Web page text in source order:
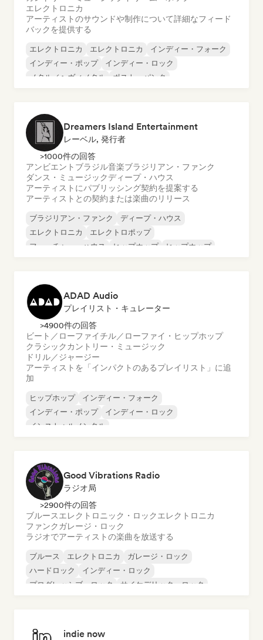
エレクトロニカ
アーティストのサウンドや制作について詳細なフィード
バックを提供する
エレクトロニカ エレクトロニカ
インディー・フォーク
インディー・ポップ
インディー・ロック
メタル／ヘヴィメタル
ポスト・パンク
Dreamers Island Entertainment
レーベル, 発行者
>1000件の回答
アンビエント ブラジル音楽ブラジリアン・ファンク
ダンス・ミュージックディープ・ハウス
アーティストにパブリッシング契約を提案する
アーティストとの契約または楽曲のリリース
ブラジリアン・ファンク
ディープ・ハウス
エレクトロニカ
エレクトロポップ
フューチャー・ハウス
ヒップホップ
ヒップホップ
ADAD Audio
プレイリスト・キュレーター
>4900件の回答
ビート／ローファイチル／ローファイ・ヒップホップ
クラシック カントリー・ミュージック
ドリル／ジャージー
アーティストを「インパクトのあるプレイリスト」に追
加
ヒップホップ
インディー・フォーク
インディー・ポップ
インディー・ロック
インストゥルメンタル
Good Vibrations Radio
ラジオ局
>2900件の回答
ブルースエレクトロニック・ロックエレクトロニカ
ファンクガレージ・ロック
ラジオでアーティストの楽曲を放送する
ブルース エレクトロニカ
ガレージ・ロック
ハードロック
インディー・ロック
プログレッシブ・ロック
サイケデリック・ロック
indie now